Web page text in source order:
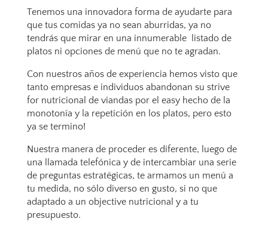
Tenemos una innovadora forma de ayudarte para
que tus comidas ya no sean aburridas, ya no
tendrás que mirar en una innumerable listado de
platos ni opciones de menú que no te agradan.
Con nuestros años de experiencia hemos visto que
tanto empresas e individuos abandonan su strive
for nutricional de viandas por el easy hecho de la
monotonía y la repetición en los platos, pero esto
ya se termino!
Nuestra manera de proceder es diferente, luego de
una llamada telefónica y de intercambiar una serie
de preguntas estratégicas, te armamos un menú a
tu medida, no sólo diverso en gusto, si no que
adaptado a un objective nutricional y a tu
presupuesto.